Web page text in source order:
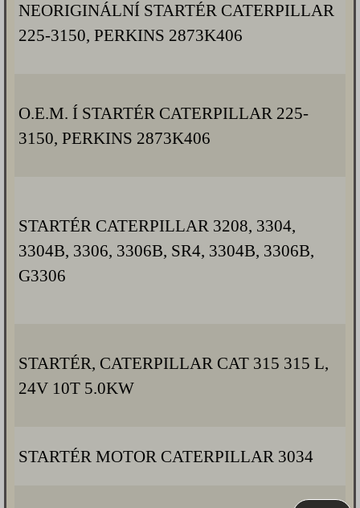
NEORIGINÁLNÍ STARTÉR CATERPILLAR
225-3150, PERKINS 2873K406
O.E.M. Í STARTÉR CATERPILLAR 225-
3150, PERKINS 2873K406
STARTÉR CATERPILLAR 3208, 3304,
3304B, 3306, 3306B, SR4, 3304B, 3306B,
G3306
STARTÉR, CATERPILLAR CAT 315 315 L,
24V 10T 5.0KW
STARTÉR MOTOR CATERPILLAR 3034